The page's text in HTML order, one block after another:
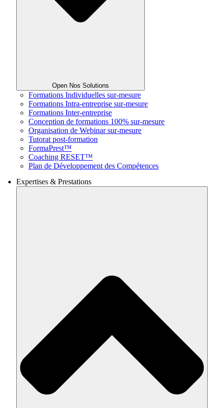
Open Nos Solutions
Formations Individuelles sur-mesure
Formations Intra-entreprise sur-mesure
Formations Inter-entreprise
Conception de formations 100% sur-mesure
Organisation de Webinar sur-mesure
Tutorat post-formation
FormaPrest™
Coaching RESET™
Plan de Développement des Compétences
Expertises & Prestations